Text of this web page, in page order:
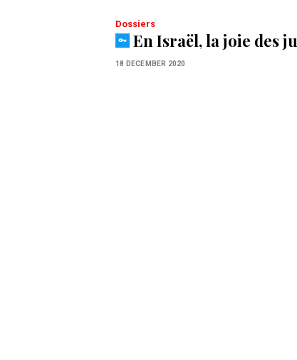
Dossiers
En Israël, la joie des
18 DECEMBER 2020